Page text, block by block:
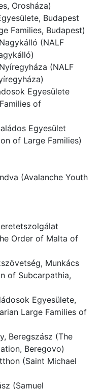
Orosháza)
Budapest
Families, Budapest)
(NALF
(NALF
Egyesülete
of
Egyesület
of Large Families)
(Avalanche Youth
Order of Malta of
Munkács
of Subcarpathia,
Egyesülete,
Large Families of
Beregszász (The
Beregovo)
(Saint Michael
(Samuel